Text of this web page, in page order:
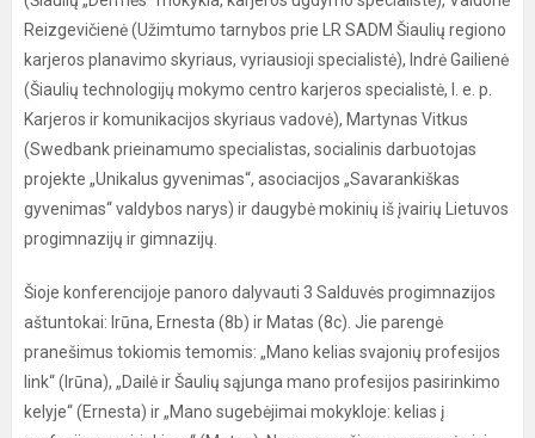
Reizgevičienė (Užimtumo tarnybos prie LR SADM Šiaulių regiono
karjeros planavimo skyriaus, vyriausioji specialistė), Indrė Gailienė
(Šiaulių technologijų mokymo centro karjeros specialistė, l. e. p.
Karjeros ir komunikacijos skyriaus vadovė), Martynas Vitkus
(Swedbank prieinamumo specialistas, socialinis darbuotojas
projekte „Unikalus gyvenimas“, asociacijos „Savarankiškas
gyvenimas“ valdybos narys) ir daugybė mokinių iš įvairių Lietuvos
progimnazijų ir gimnazijų.
Šioje konferencijoje panoro dalyvauti 3 Salduvės progimnazijos
aštuntokai: Irūna, Ernesta (8b) ir Matas (8c). Jie parengė
pranešimus tokiomis temomis: „Mano kelias svajonių profesijos
link“ (Irūna), „Dailė ir Šaulių sąjunga mano profesijos pasirinkimo
kelyje“ (Ernesta) ir „Mano sugebėjimai mokykloje: kelias į